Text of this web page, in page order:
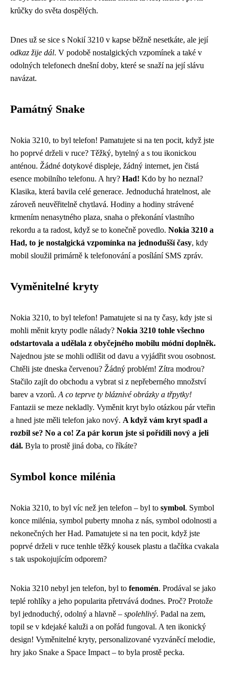
krůčky do světa dospělých.
Dnes už se sice s Nokií 3210 v kapse běžně nesetkáte, ale její
odkaz žije dál. V podobě nostalgických vzpomínek a také v
odolných telefonech dnešní doby, které se snaží na její slávu
navázat.
Památný Snake
Nokia 3210, to byl telefon! Pamatujete si na ten pocit, když jste
ho poprvé drželi v ruce? Těžký, bytelný a s tou ikonickou
anténou. Žádné dotykové displeje, žádný internet, jen čistá
esence mobilního telefonu. A hry? Had! Kdo by ho neznal?
Klasika, která bavila celé generace. Jednoduchá hratelnost, ale
zároveň neuvěřitelně chytlavá. Hodiny a hodiny strávené
krmením nenasytného plaza, snaha o překonání vlastního
rekordu a ta radost, když se to konečně povedlo. Nokia 3210 a
Had, to je nostalgická vzpomínka na jednodušší časy, kdy
mobil sloužil primárně k telefonování a posílání SMS zpráv.
Vyměnitelné kryty
Nokia 3210, to byl telefon! Pamatujete si na ty časy, kdy jste si
mohli měnit kryty podle nálady? Nokia 3210 tohle všechno
odstartovala a udělala z obyčejného mobilu módní doplněk.
Najednou jste se mohli odlišit od davu a vyjádřit svou osobnost.
Chtěli jste dneska červenou? Žádný problém! Zítra modrou?
Stačilo zajít do obchodu a vybrat si z nepřeberného množství
barev a vzorů. A co teprve ty bláznivé obrázky a třpytky!
Fantazii se meze nekladly. Vyměnit kryt bylo otázkou pár vteřin
a hned jste měli telefon jako nový. A když vám kryt spadl a
rozbil se? No a co! Za pár korun jste si pořídili nový a jeli
dál. Byla to prostě jiná doba, co říkáte?
Symbol konce milénia
Nokia 3210, to byl víc než jen telefon – byl to symbol. Symbol
konce milénia, symbol puberty mnoha z nás, symbol odolnosti a
nekonečných her Had. Pamatujete si na ten pocit, když jste
poprvé drželi v ruce tenhle těžký kousek plastu a tlačítka cvakala
s tak uspokojujícím odporem?
Nokia 3210 nebyl jen telefon, byl to fenomén. Prodával se jako
teplé rohlíky a jeho popularita přetrvává dodnes. Proč? Protože
byl jednoduchý, odolný a hlavně – spolehlivý. Padal na zem,
topil se v kdejaké kaluži a on pořád fungoval. A ten ikonický
design! Vyměnitelné kryty, personalizované vyzváněcí melodie,
hry jako Snake a Space Impact – to byla prostě pecka.